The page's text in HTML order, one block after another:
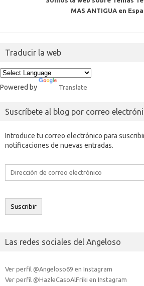
MAS ANTIGUA en
Traducir la web
Powered by Translate
Suscríbete al blog por correo
Introduce tu correo electrónico para
notificaciones de nuevas entradas.
Dirección
electrónico
Suscribir
Las redes sociales del Angeloso
Ver perfil @Angeloso69 en Instagram
Ver perfil @HazleCasoAlFriki en Instagram